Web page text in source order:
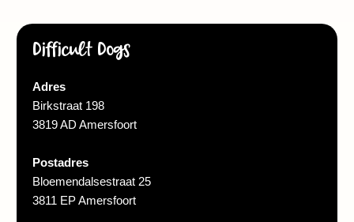
Difficult Dogs
Adres
Birkstraat 198
3819 AD Amersfoort
Postadres
Bloemendalsestraat 25
3811 EP Amersfoort